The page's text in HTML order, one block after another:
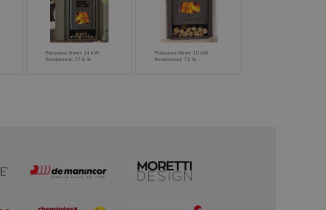
Puissance Nomi: 14 kW
Rendement: 77.6 %
Puissance Nomi: 10 kW
Rendement: 73 %